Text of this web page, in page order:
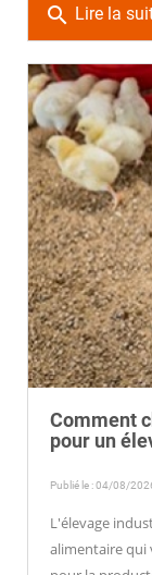
search Lire la
Comment
pour un
Publié le : 04/08/
L'élevage
alimentaire qui